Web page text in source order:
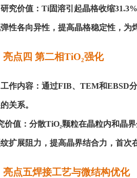
研究价值： Ti固溶引起晶格收缩
性各向异性，提高晶格稳定性，为
亮点四 第二相TiO₂强化
工作内容：通过FIB、TEM和EBSD
关系。
价值：分散TiO₂颗粒在晶粒内和晶
扩展阻力，提高晶界结合力，首次
亮点五焊接工艺与微结构优化